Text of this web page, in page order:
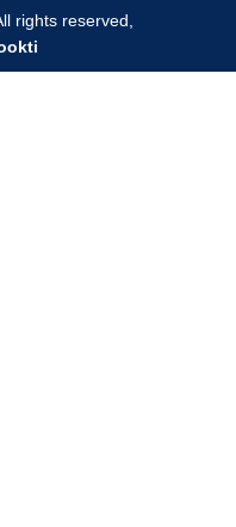
rights reserved,